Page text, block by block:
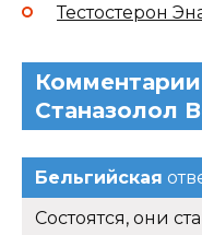
Тестостерон
Станазолол
Бельгийская
Состоятся, они